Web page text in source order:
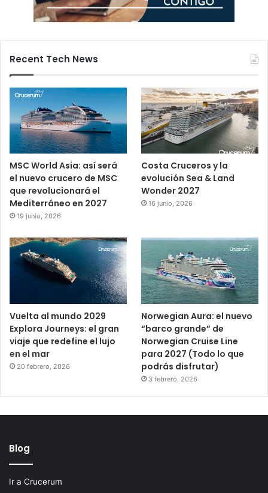
Recent Tech News
MSC World Asia: así será
el nuevo crucero de MSC
que revolucionará el
Mediterráneo en 2027
19 junio, 2026
Costa Cruceros y la
evolución Sea & Land
Wonder 2027
16 junio, 2026
Vuelta al mundo 2029
Explora Journeys: el gran
viaje que redefine el lujo
en el mar
20 febrero, 2026
Norwegian Aura: el nuevo
“barco grande” de
Norwegian Cruise Line
para 2027 (Todo lo que
podrás disfrutar)
3 febrero, 2026
Blog
Ir a Crucerum